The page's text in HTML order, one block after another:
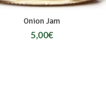
Onion Jam
5,00€